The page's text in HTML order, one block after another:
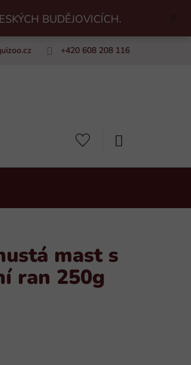
BUDĚJOVICÍCH.
+420 608 208 116
mast s
ran 250g